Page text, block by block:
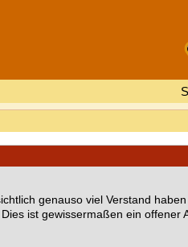
genauso viel Verstand
ist gewissermaßen ein offener